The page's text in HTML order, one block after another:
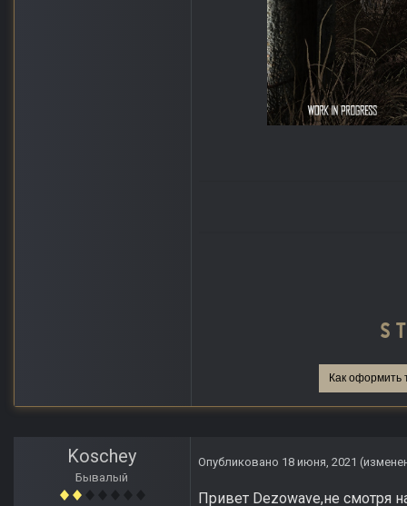
Как оформить
Koschey
Бывалый
Опубликовано 18 июня, 2021
Привет Dezowave,не смотря